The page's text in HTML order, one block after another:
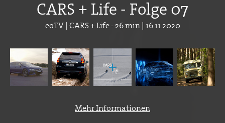
CARS + Life - Folge 07
eoTV | CARS + Life - 26 min | 16.11.2020
Mehr Informationen